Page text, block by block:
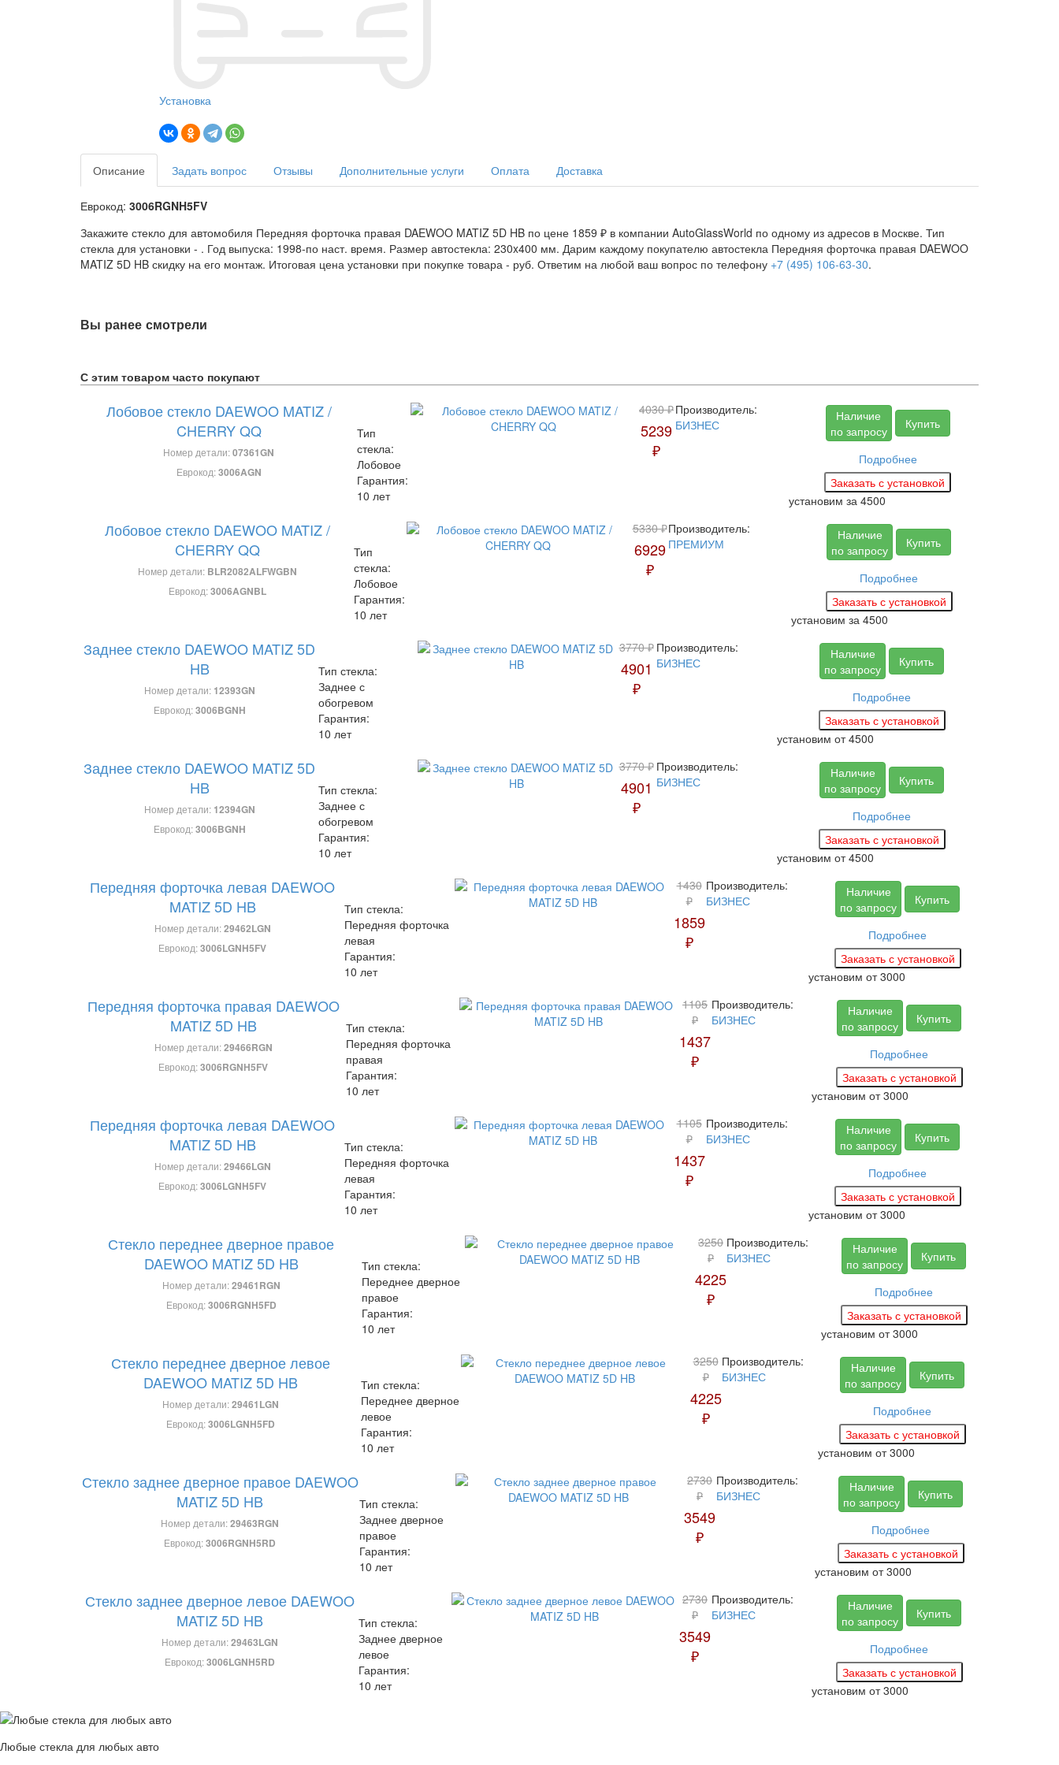
Установка
Описание Задать вопрос Отзывы Дополнительные услуги Оплата Доставка
Еврокод: 3006RGNH5FV
Закажите стекло для автомобиля Передняя форточка правая DAEWOO MATIZ 5D HB по цене 1859 ₽ в компании AutoGlassWorld по одному из адресов в Москве. Тип
стекла для установки - . Год выпуска: 1998-по наст. время. Размер автостекла: 230x400 мм. Дарим каждому покупателю автостекла Передняя форточка правая DAEWOO
MATIZ 5D HB скидку на его монтаж. Итоговая цена установки при покупке товара - руб. Ответим на любой ваш вопрос по телефону +7 (495) 106-63-30.
Вы ранее смотрели
С этим товаром часто покупают
Лобовое стекло DAEWOO MATIZ /
CHERRY QQ
Номер детали:07361GN
Еврокод:3006AGN
Тип
стекла:
Лобовое
Гарантия:
10 лет
4030 ₽
5239
₽
Производитель:
БИЗНЕС
Наличие
по запросу
Купить
Подробнее
установим за 4500
Лобовое стекло DAEWOO MATIZ /
CHERRY QQ
Номер детали: BLR2082ALFWGBN
Еврокод:3006AGNBL
Тип
стекла:
Лобовое
Гарантия:
10 лет
5330 ₽
6929
₽
Производитель:
ПРЕМИУМ
Наличие
по запросу
Купить
Подробнее
установим за 4500
Заднее стекло DAEWOO MATIZ 5D
HB
Номер детали: 12393GN
Еврокод:3006BGNH
Тип стекла:
Заднее с
обогревом
Гарантия:
10 лет
3770 ₽
4901
₽
Производитель:
БИЗНЕС
Наличие
по запросу
Купить
Подробнее
установим от 4500
Заднее стекло DAEWOO MATIZ 5D
HB
Номер детали: 12394GN
Еврокод:3006BGNH
Тип стекла:
Заднее с
обогревом
Гарантия:
10 лет
3770 ₽
4901
₽
Производитель:
БИЗНЕС
Наличие
по запросу
Купить
Подробнее
установим от 4500
Передняя форточка левая DAEWOO
MATIZ 5D HB
Номер детали:29462LGN
Еврокод:3006LGNH5FV
Тип стекла:
Передняя форточка
левая
Гарантия:
10 лет
1430
₽
1859
₽
Производитель:
БИЗНЕС
Наличие
по запросу
Купить
Подробнее
установим от 3000
Передняя форточка правая DAEWOO
MATIZ 5D HB
Номер детали:29466RGN
Еврокод:3006RGNH5FV
Тип стекла:
Передняя форточка
правая
Гарантия:
10 лет
1105
₽
1437
₽
Производитель:
БИЗНЕС
Наличие
по запросу
Купить
Подробнее
установим от 3000
Передняя форточка левая DAEWOO
MATIZ 5D HB
Номер детали:29466LGN
Еврокод:3006LGNH5FV
Тип стекла:
Передняя форточка
левая
Гарантия:
10 лет
1105
₽
1437
₽
Производитель:
БИЗНЕС
Наличие
по запросу
Купить
Подробнее
установим от 3000
Стекло переднее дверное правое
DAEWOO MATIZ 5D HB
Номер детали:29461RGN
Еврокод:3006RGNH5FD
Тип стекла:
Переднее дверное
правое
Гарантия:
10 лет
3250
₽
4225
₽
Производитель:
БИЗНЕС
Наличие
по запросу
Купить
Подробнее
установим от 3000
Стекло переднее дверное левое
DAEWOO MATIZ 5D HB
Номер детали:29461LGN
Еврокод:3006LGNH5FD
Тип стекла:
Переднее дверное
левое
Гарантия:
10 лет
3250
₽
4225
₽
Производитель:
БИЗНЕС
Наличие
по запросу
Купить
Подробнее
установим от 3000
Стекло заднее дверное правое DAEWOO
MATIZ 5D HB
Номер детали:29463RGN
Еврокод:3006RGNH5RD
Тип стекла:
Заднее дверное
правое
Гарантия:
10 лет
2730
₽
3549
₽
Производитель:
БИЗНЕС
Наличие
по запросу
Купить
Подробнее
установим от 3000
Стекло заднее дверное левое DAEWOO
MATIZ 5D HB
Номер детали:29463LGN
Еврокод:3006LGNH5RD
Тип стекла:
Заднее дверное
левое
Гарантия:
10 лет
2730
₽
3549
₽
Производитель:
БИЗНЕС
Наличие
по запросу
Купить
Подробнее
установим от 3000
Любые стекла для любых авто